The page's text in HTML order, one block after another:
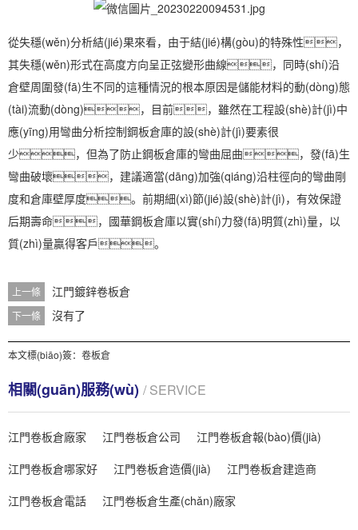
從失穩(wěn)分析結(jié)果來看，由于結(jié)構(gòu)的特殊性，
其失穩(wěn)形式在高度方向呈正弦變形曲線，同時(shí)沿
倉壁周圍發(fā)生不同的這種情況的根本原因是儲能材料的動(dòng)態
(tài)流動(dòng)，目前，雖然在工程設(shè)計(jì)中
應(yīng)用彎曲分析控制鋼板倉庫的設(shè)計(jì)要素很
少，但為了防止鋼板倉庫的彎曲屈曲，發(fā)生
彎曲破壞，建議適當(dāng)加強(qiáng)沿柱徑向的彎曲剛
度和倉庫壁厚度。前期細(xì)節(jié)設(shè)計(jì)，有效保證
后期壽命，國華鋼板倉庫以實(shí)力發(fā)明質(zhì)量，以
質(zhì)量贏得客戶。
上一條 江門鍍鋅卷板倉
下一條 沒有了
本文標(biāo)簽： 卷板倉
相關(guān)服務(wù) / SERVICE
江門卷板倉廠家 江門卷板倉公司
江門卷板倉報(bào)價(jià)
江門卷板倉哪家好
江門卷板倉造價(jià)
江門卷板倉建造商
江門卷板倉電話
江門卷板倉生產(chǎn)廠家